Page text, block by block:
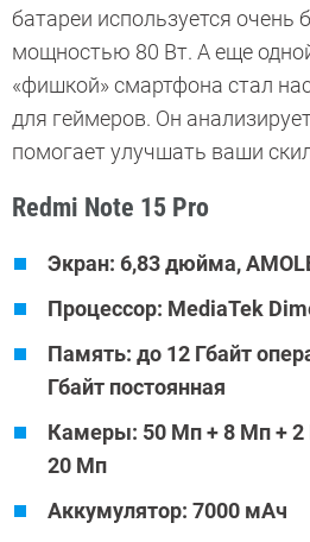
батареи используется очень
мощностью 80 Вт. А еще
«фишкой» смартфона стал
для геймеров. Он
помогает улучшать ваши
Redmi Note 15 Pro
Экран: 6,83 дюйма,
Процессор: MediaTek
Память: до 12 Гбайт
Гбайт постоянная
Камеры: 50 Мп + 8 Мп +
20 Мп
Аккумулятор: 7000 мАч